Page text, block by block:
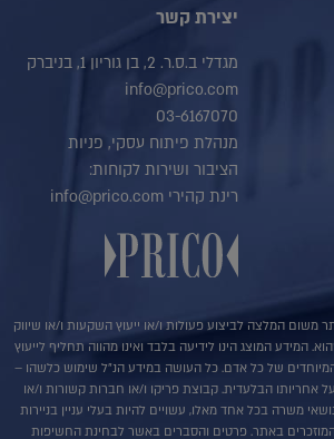
יצירת קשר
מגדלי ב.ס.ר. 2, בן גוריון 1, בניברק
info@prico.com
03-6167070
מנהלת פיתוח עסקי, פניות
הציבור ושירות לקוחות:
רינת קהירי info@prico.com
משום המלצה לביצוע פעולות ו/או ייעוץ השקעות ו/או שיווק
המידע המוצג הינו לידיעה בלבד ואינו מהווה תחליף לייעוץ
של כל אדם. כל העושה במידע הנ"ל שימוש כלשהו –
אחריותו הבלעדית. קבוצת פריקו ו/או חברות קשורות ו/או
נושאי משרה בכל אחד מאלו, עשויים להיות בעלי עניין בניירות
המוזכרים באתר. פרטים והסברים באשר לבחינת החשיפות